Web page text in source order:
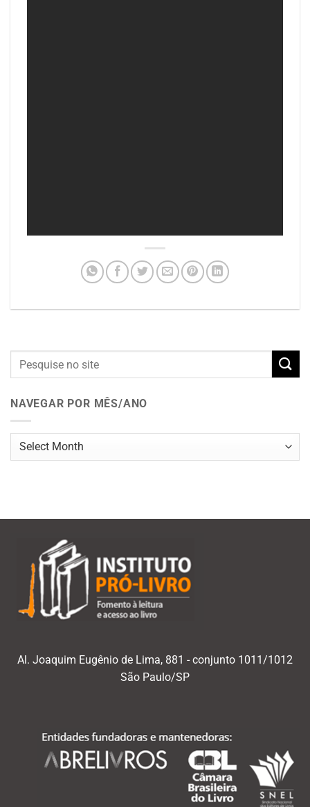
NAVEGAR POR MÊS/ANO
Navegar
Al. Joaquim Eugênio de Lima, 881 - conjunto 1011/1012
São Paulo/SP